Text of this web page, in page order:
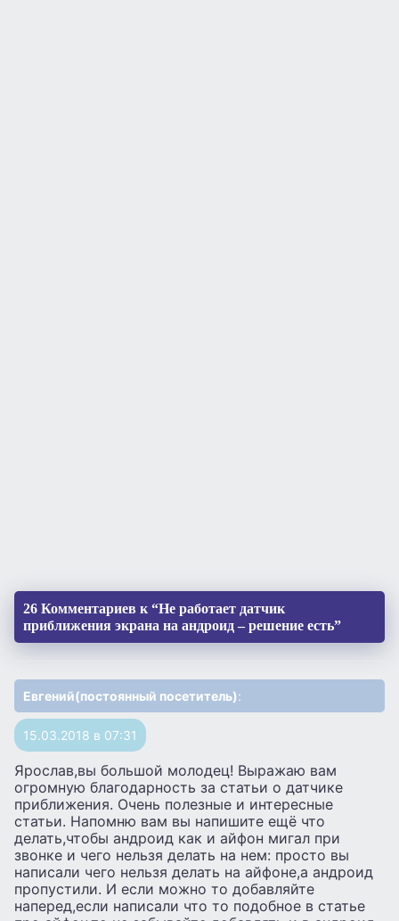
26 Комментариев к “Не работает датчик
приближения экрана на андроид – решение есть”
Евгений(постоянный посетитель):
15.03.2018 в 07:31
Ярослав,вы большой молодец! Выражаю вам
огромную благодарность за статьи о датчике
приближения. Очень полезные и интересные
статьи. Напомню вам вы напишите ещё что
делать,чтобы андроид как и айфон мигал при
звонке и чего нельзя делать на нем: просто вы
написали чего нельзя делать на айфоне,а андроид
пропустили. И если можно то добавляйте
наперед,если написали что то подобное в статье